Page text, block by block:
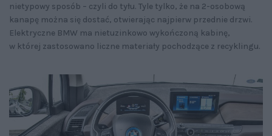
nietypowy sposób – czyli do tyłu. Tyle tylko, że na 2-osobową
kanapę można się dostać, otwierając najpierw przednie drzwi.
Elektryczne BMW ma nietuzinkowo wykończoną kabinę,
w której zastosowano liczne materiały pochodzące z recyklingu.